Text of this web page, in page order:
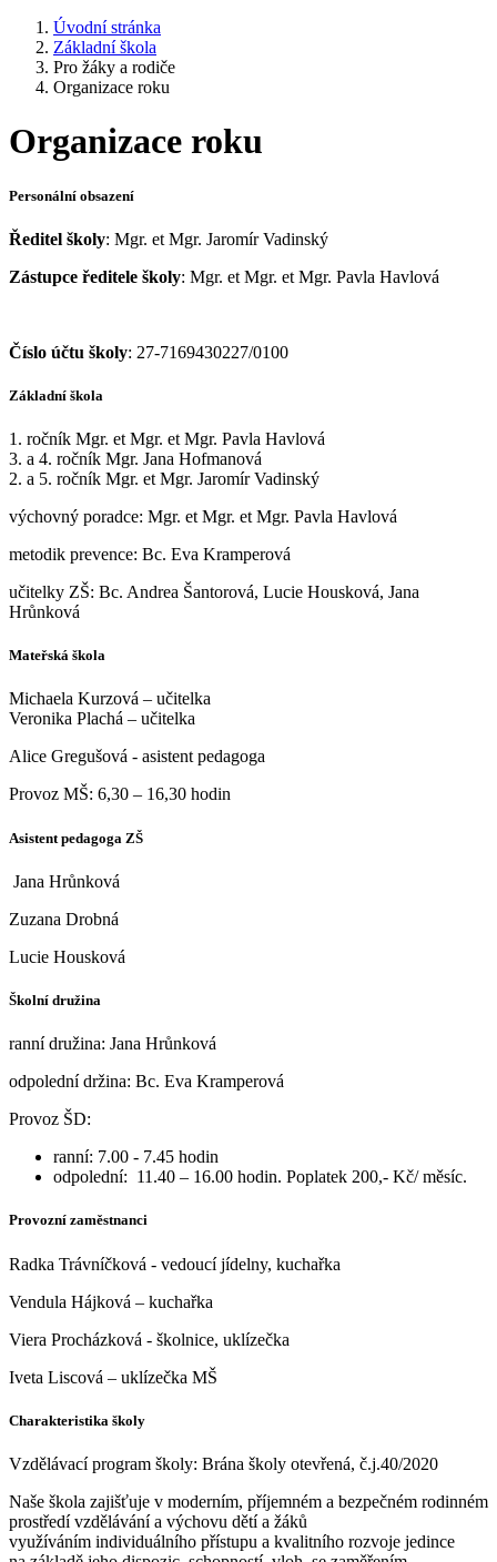
Úvodní stránka
Základní škola
Pro žáky a rodiče
Organizace roku
Organizace roku
Personální obsazení
Ředitel školy: Mgr. et Mgr. Jaromír Vadinský
Zástupce ředitele školy: Mgr. et Mgr. et Mgr. Pavla Havlová
Číslo účtu školy: 27-7169430227/0100
Základní škola
1. ročník Mgr. et Mgr. et Mgr. Pavla Havlová
3. a 4. ročník Mgr. Jana Hofmanová
2. a 5. ročník Mgr. et Mgr. Jaromír Vadinský
výchovný poradce: Mgr. et Mgr. et Mgr. Pavla Havlová
metodik prevence: Bc. Eva Kramperová
učitelky ZŠ: Bc. Andrea Šantorová, Lucie Housková, Jana
Hrůnková
Mateřská škola
Michaela Kurzová – učitelka
Veronika Plachá – učitelka
Alice Gregušová - asistent pedagoga
Provoz MŠ: 6,30 – 16,30 hodin
Asistent pedagoga ZŠ
Jana Hrůnková
Zuzana Drobná
Lucie Housková
Školní družina
ranní družina: Jana Hrůnková
odpolední držina: Bc. Eva Kramperová
Provoz ŠD:
ranní: 7.00 - 7.45 hodin
odpolední: 11.40 – 16.00 hodin. Poplatek 200,- Kč/ měsíc.
Provozní zaměstnanci
Radka Trávníčková - vedoucí jídelny, kuchařka
Vendula Hájková – kuchařka
Viera Procházková - školnice, uklízečka
Iveta Liscová – uklízečka MŠ
Charakteristika školy
Vzdělávací program školy: Brána školy otevřená, č.j.40/2020
Naše škola zajišťuje v moderním, příjemném a bezpečném rodinném
prostředí vzdělávání a výchovu dětí a žáků
využíváním individuálního přístupu a kvalitního rozvoje jedince